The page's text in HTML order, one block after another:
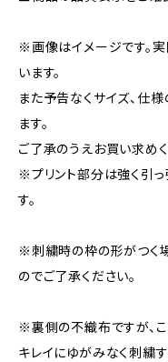
※画像はイメージです。
います。
また予告なくサイズ、仕
ます。
ご了承のうえお買い求めく
※プリント部分は強く引
す。
※刺繍時の枠の形がつく
のでご了承ください。
※裏側の不織布ですが、
キレイにゆがみなく刺繍